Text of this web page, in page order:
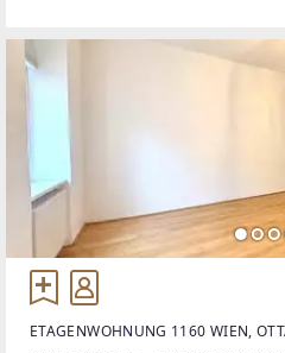
ETAGENWOHNUNG 1160 WIEN,